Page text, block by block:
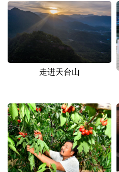
四川 贵州
陕西
内蒙古
English Español
Русский язык
Deutsch Português
走进天台山